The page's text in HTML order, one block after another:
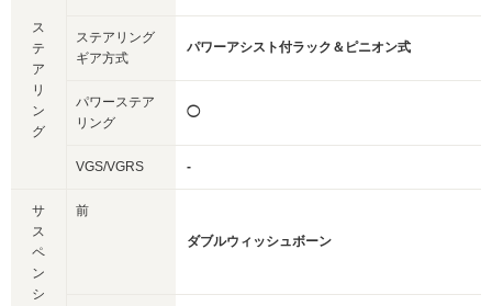
ス
テ
ア
リ
ン
グ
ステアリング
ギア方式
パワーアシスト付ラック＆ピニオン式
パワーステア
リング
◯
VGS/VGRS -
サ
ス
ペ
ン
シ
前
ダブルウィッシュボーン